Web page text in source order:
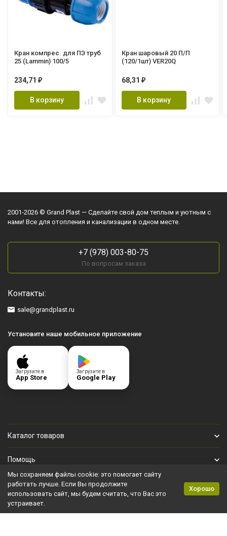
Кран компрес. для ПЭ труб
25 (Lammin) 100/5
234,71 ₽
В корзину
Кран шаровый 20 П/П
(120/1шт) VER20Q
68,31 ₽
В корзину
2001-2026 © Grand Plast — Сделайте свой дом теплым и уютным с
нами! Все для отопления и канализации в одном месте.
+7 (978) 003-80-75
По вопросам заказа
Контакты:
sale@grandplast.ru
Установите наше мобильное приложение
Загрузите в
App Store
Загрузите в
Google Play
Каталог товаров
Помощь
Личный кабинет
Политика персональных данных
Мы сохраняем файлы cookie: это помогает сайту
работать лучше. Если Вы продолжите
использовать сайт, мы будем считать, что Вас это
устраивает.
Хорошо